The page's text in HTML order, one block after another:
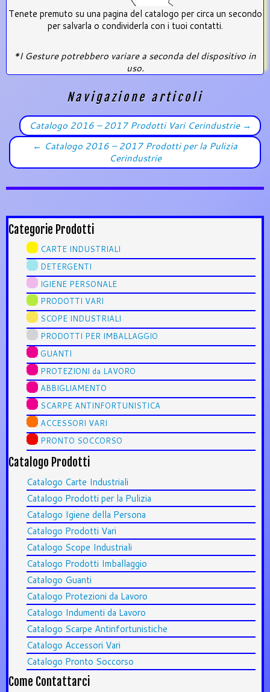
Tenete premuto su una pagina del catalogo per circa un secondo
per salvarla o condividerla con i tuoi contatti.
*I Gesture potrebbero variare a seconda del dispositivo in
uso.
Navigazione articoli
Catalogo 2016 – 2017 Prodotti Vari Cerindustrie →
← Catalogo 2016 – 2017 Prodotti per la Pulizia
Cerindustrie
Categorie Prodotti
CARTE INDUSTRIALI
DETERGENTI
IGIENE PERSONALE
PRODOTTI VARI
SCOPE INDUSTRIALI
PRODOTTI PER IMBALLAGGIO
GUANTI
PROTEZIONI da LAVORO
ABBIGLIAMENTO
SCARPE ANTINFORTUNISTICA
ACCESSORI VARI
PRONTO SOCCORSO
Catalogo Prodotti
Catalogo Carte Industriali
Catalogo Prodotti per la Pulizia
Catalogo Igiene della Persona
Catalogo Prodotti Vari
Catalogo Scope Industriali
Catalogo Prodotti Imballaggio
Catalogo Guanti
Catalogo Protezioni da Lavoro
Catalogo Indumenti da Lavoro
Catalogo Scarpe Antinfortunistiche
Catalogo Accessori Vari
Catalogo Pronto Soccorso
Come Contattarci